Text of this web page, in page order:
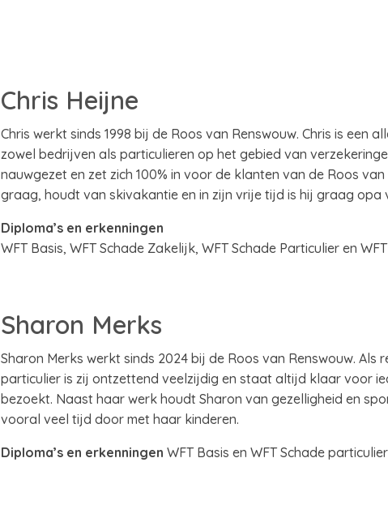
Chris Heijne
Chris werkt sinds 1998 bij de Roos van Renswouw. Chris is een
zowel bedrijven als particulieren op het gebied van
nauwgezet en zet zich 100% in voor de klanten van de Roos van
graag, houdt van skivakantie en in zijn vrije tijd is hij graag opa
Diploma’s en erkenningen
WFT Basis, WFT Schade Zakelijk, WFT Schade Particulier en
Sharon Merks
Sharon Merks werkt sinds 2024 bij de Roos van Renswouw. Als
particulier is zij ontzettend veelzijdig en staat altijd klaar voor
bezoekt. Naast haar werk houdt Sharon van gezelligheid en
vooral veel tijd door met haar kinderen.
Diploma’s en erkenningenWFT Basis en WFT Schade particulier